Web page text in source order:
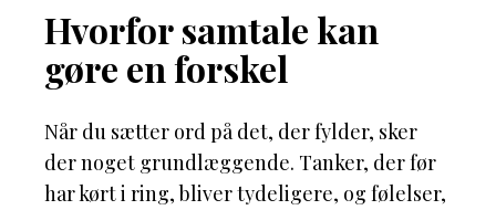
Hvorfor samtale kan
gøre en forskel
Når du sætter ord på det, der fylder, sker
der noget grundlæggende. Tanker, der før
har kørt i ring, bliver tydeligere, og følelser,